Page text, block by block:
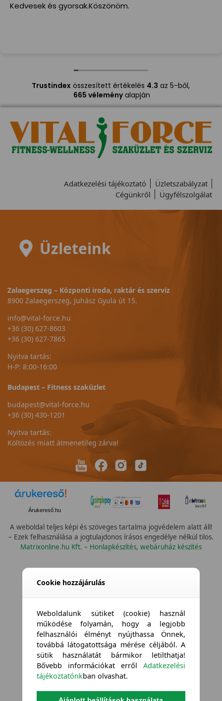
Kedvesek és gyorsak.Köszönöm.
Trustindexösszesített értékelés 4.3 az 5-ből,
665 véleményalapján
Adatkezelési tájékoztató
Üzletszabályzat
Cégünkről
Ügyfélszolgálat
Üzleteink
Zalaegerszeg – Központi iroda, raktár és szerviz
8900 Zalaegerszeg, Juhász Gyula út 15.
info@vital-force.hu
+36 (30) 627-8603
+36 (30) 627-7865
Nyitva tartás:
H-P: 8:00-16:00
Budapest – Fitness szaküzlet
budapest@vital-force.hu
+36 (30) 430-1201
Nyitva tartás:
Költözés miatt átmenetileg zárva!
Árukereső.hu
A weboldal teljes képi és szöveges tartalma jogvédelem alatt áll!
– Ezek felhasználása a jogtulajdonos írásos engedélye nélkül tilos.
Matrixonline.hu Kft. – Honlapkészítés, webáruház készítés
Cookie hozzájárulás
Weboldalunk sütiket (cookie) használ
működése folyamán, hogy a legjobb
felhasználói élményt nyújthassa Önnek,
továbbá látogatottsága mérése céljából. A
sütik használatát bármikor letilthatja!
Bővebb információkat errőlAdatkezelési
tájékoztatónkban olvashat.
Összes vízállóság